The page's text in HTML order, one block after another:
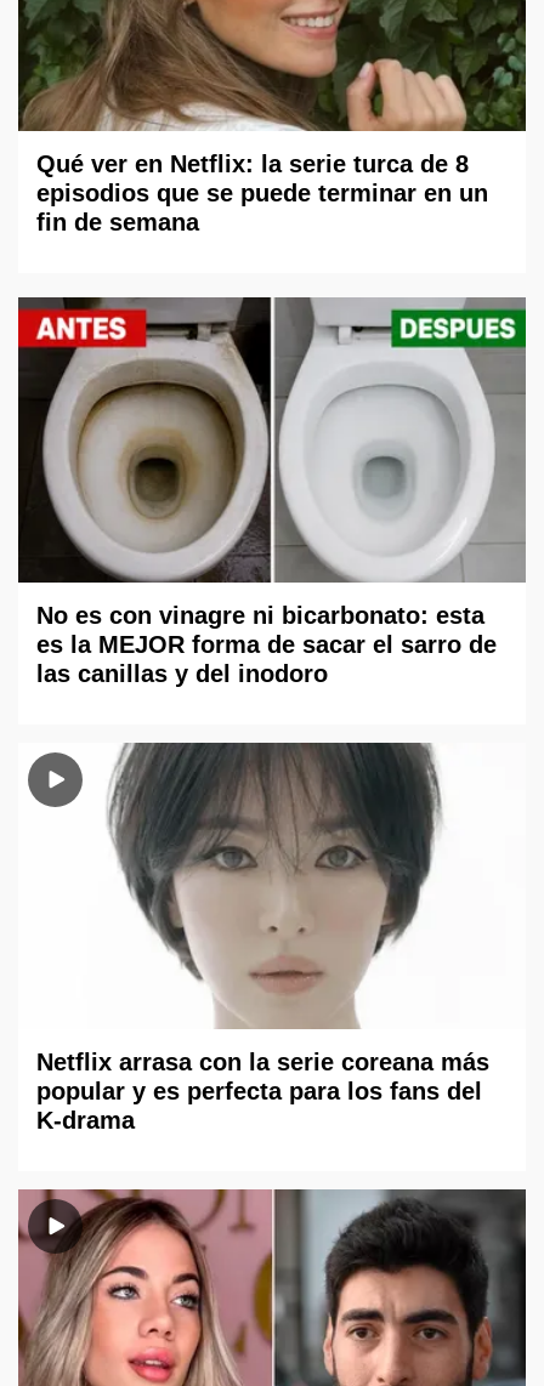
Qué ver en Netflix: la serie turca de 8
episodios que se puede terminar en un
fin de semana
No es con vinagre ni bicarbonato: esta
es la MEJOR forma de sacar el sarro de
las canillas y del inodoro
Netflix arrasa con la serie coreana más
popular y es perfecta para los fans del
K-drama